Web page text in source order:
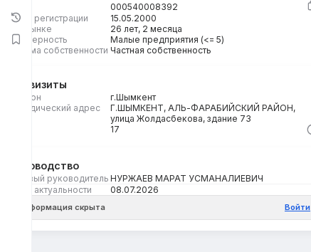
000540008392
Дата регистрации
15.05.2000
На рынке
26 лет, 2 месяца
Размерность
Малые предприятия (<= 5)
Форма собственности Частная собственность
Реквизиты
Регион
г.Шымкент
Юридический адрес
Г.ШЫМКЕНТ, АЛЬ-ФАРАБИЙСКИЙ РАЙОН,
улица Жолдасбекова, здание 73
17
Руководство
Первый руководитель НУРЖАЕВ МАРАТ УСМАНАЛИЕВИЧ
Дата актуальности
08.07.2026
Информация скрыта Войти